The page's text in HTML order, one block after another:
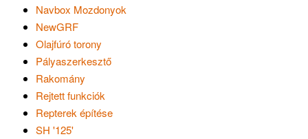
Navbox Mozdonyok
NewGRF
Olajfúró torony
Pályaszerkesztő
Rakomány
Rejtett funkciók
Repterek építése
SH '125'